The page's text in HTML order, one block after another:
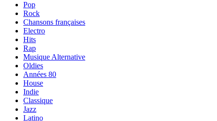
Pop
Rock
Chansons françaises
Electro
Hits
Rap
Musique Alternative
Oldies
Années 80
House
Indie
Classique
Jazz
Latino